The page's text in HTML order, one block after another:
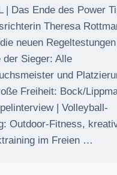
| Das Ende des Power
Theresa
neuen
der Sieger: Alle
und
Freiheit: Bock/
| Volleyball-
Outdoor-Fitness,
im Freien …